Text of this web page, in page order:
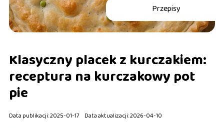
Przepisy
Klasyczny placek z kurczakiem:
receptura na kurczakowy pot
pie
Data publikacji: 2025-01-17 Data aktualizacji: 2026-04-10